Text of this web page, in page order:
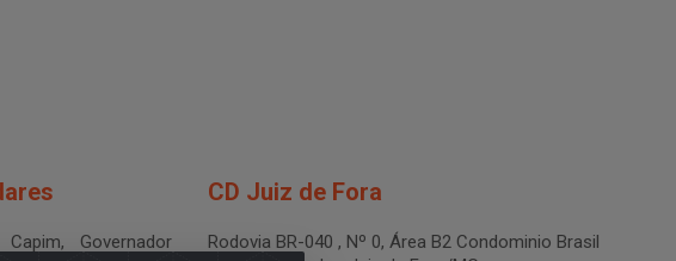
Governador
CD Juiz de Fora
Rodovia BR-040 , Nº 0, Área B2 Condominio Brasil